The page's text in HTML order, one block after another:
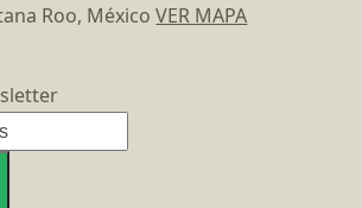
Roo, MéxicoVER MAPA